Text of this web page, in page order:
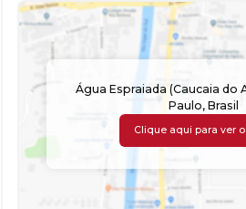
Água Espraiada (Caucaia do
Paulo,Brasil
Clique aqui para ver o